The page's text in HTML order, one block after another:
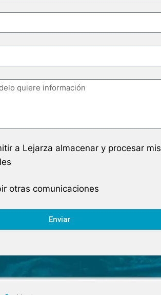
a Lejarza almacenar y procesar mis
otras comunicaciones
Enviar